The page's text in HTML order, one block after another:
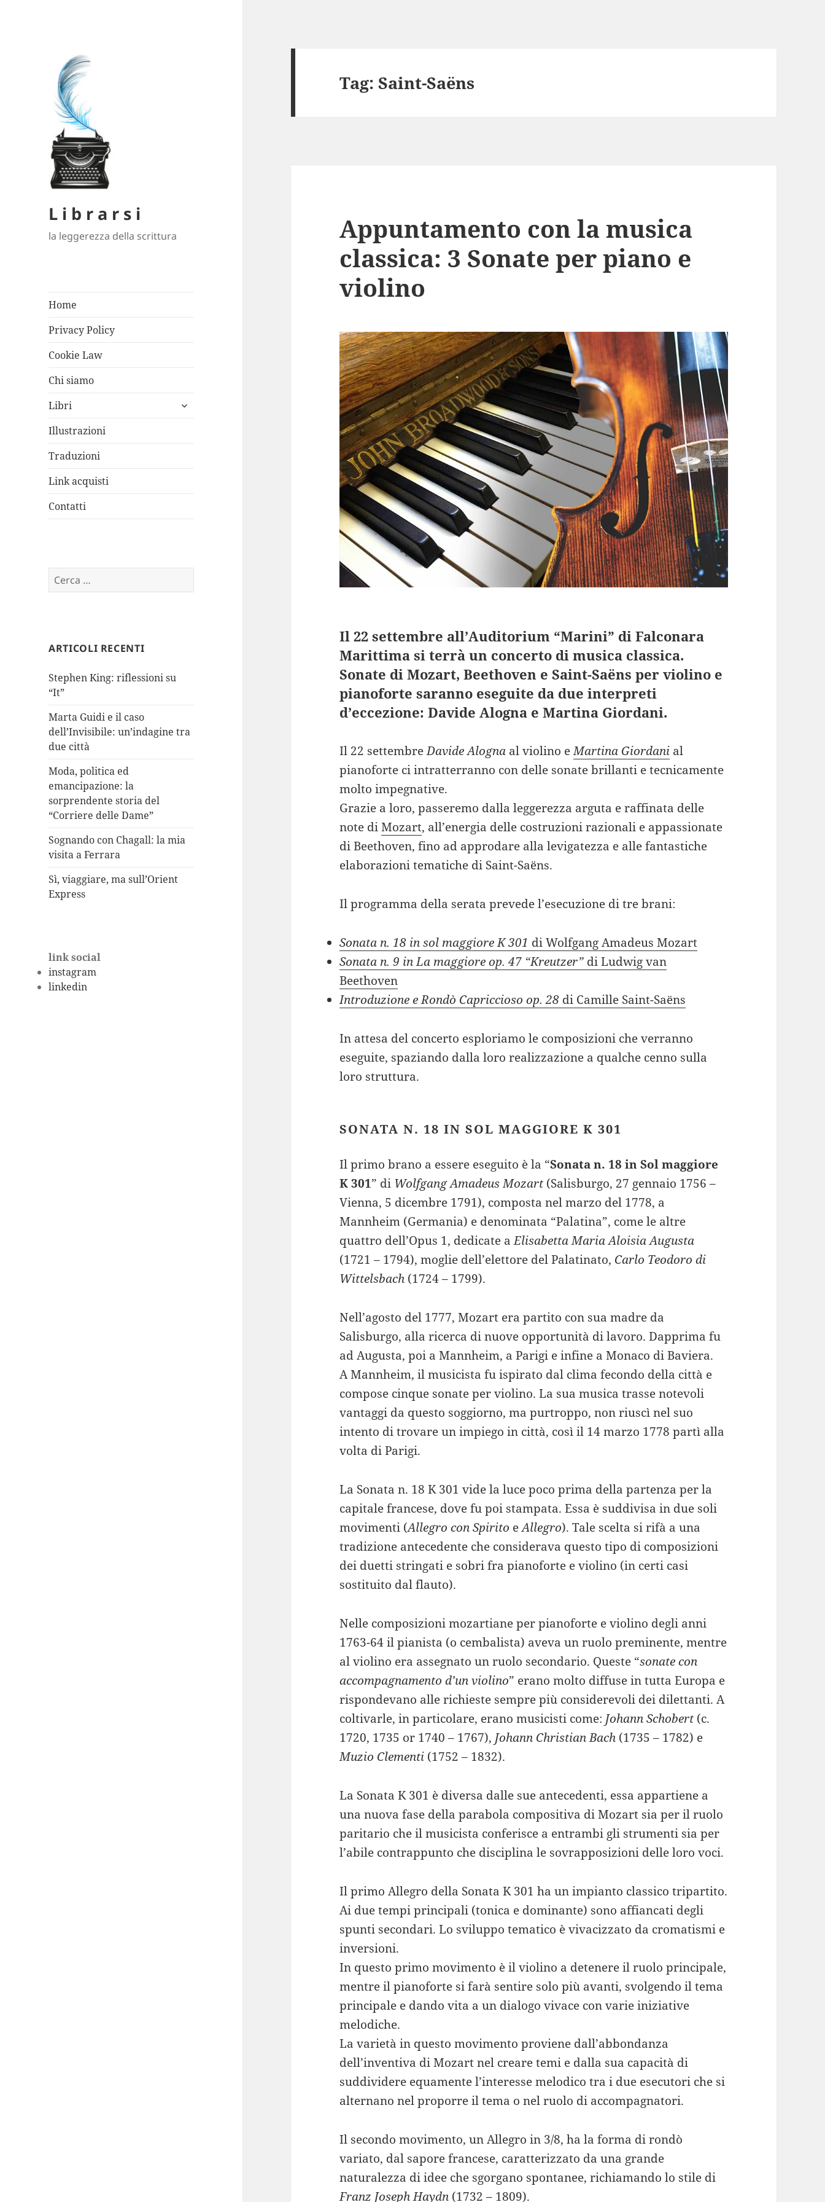
L i b r a r s i
la leggerezza della scrittura
Home
Privacy Policy
Cookie Law
Chi siamo
Libri
apri
Illustrazioni
Traduzioni
Link acquisti
Contatti
Ricerca
per:
ARTICOLI RECENTI
Stephen King: riflessioni su
“It”
Marta Guidi e il caso
dell’Invisibile: un’indagine tra
due città
Moda, politica ed
emancipazione: la
sorprendente storia del
“Corriere delle Dame”
Sognando con Chagall: la mia
visita a Ferrara
Sì, viaggiare, ma sull’Orient
Express
link social
instagram
linkedin
Tag:Saint-Saëns
Appuntamento con la musica
classica: 3 Sonate per piano e
violino
Il 22 settembre all’Auditorium “Marini” di Falconara
Marittima si terrà un concerto di musica classica.
Sonate di Mozart, Beethoven e Saint-Saëns per violino e
pianoforte saranno eseguite da due interpreti
d’eccezione: Davide Alogna e Martina Giordani.
Il 22 settembreDavide Alogna al violino eMartina Giordani al
pianoforte ci intratterranno con delle sonate brillanti e tecnicamente
molto impegnative.
Grazie a loro, passeremo dalla leggerezza arguta e raffinata delle
note diMozart, all’energia delle costruzioni razionali e appassionate
di Beethoven, fino ad approdare alla levigatezza e alle fantastiche
elaborazioni tematiche di Saint-Saëns.
Il programma della serata prevede l’esecuzione di tre brani:
Sonata n. 18 in sol maggiore K 301 di Wolfgang Amadeus Mozart
Sonata n. 9 in La maggiore op. 47 “Kreutzer” di Ludwig van
Beethoven
Introduzione e Rondò Capriccioso op. 28 di Camille Saint-Saëns
In attesa del concerto esploriamo le composizioni che verranno
eseguite, spaziando dalla loro realizzazione a qualche cenno sulla
loro struttura.
SONATA N. 18 IN SOL MAGGIORE K 301
Il primo brano a essere eseguito è la “Sonata n. 18 in Sol maggiore
K 301” di Wolfgang Amadeus Mozart (Salisburgo, 27 gennaio 1756 –
Vienna, 5 dicembre 1791), composta nel marzo del 1778, a
Mannheim (Germania) e denominata “Palatina”, come le altre
quattro dell’Opus 1, dedicate aElisabetta Maria Aloisia Augusta
(1721 – 1794), moglie dell’elettore del Palatinato, Carlo Teodoro di
Wittelsbach (1724 – 1799).
Nell’agosto del 1777, Mozart era partito con sua madre da
Salisburgo, alla ricerca di nuove opportunità di lavoro. Dapprima fu
ad Augusta, poi a Mannheim, a Parigi e infine a Monaco di Baviera.
A Mannheim, il musicista fu ispirato dal clima fecondo della città e
compose cinque sonate per violino. La sua musica trasse notevoli
vantaggi da questo soggiorno, ma purtroppo, non riuscì nel suo
intento di trovare un impiego in città, così il 14 marzo 1778 partì alla
volta di Parigi.
La Sonata n. 18 K 301 vide la luce poco prima della partenza per la
capitale francese, dove fu poi stampata. Essa è suddivisa in due soli
movimenti (Allegro con Spirito eAllegro). Tale scelta si rifà a una
tradizione antecedente che considerava questo tipo di composizioni
dei duetti stringati e sobri fra pianoforte e violino (in certi casi
sostituito dal flauto).
Nelle composizioni mozartiane per pianoforte e violino degli anni
1763-64 il pianista (o cembalista) aveva un ruolo preminente, mentre
al violino era assegnato un ruolo secondario. Queste “sonate con
accompagnamento d’un violino” erano molto diffuse in tutta Europa e
rispondevano alle richieste sempre più considerevoli dei dilettanti. A
coltivarle, in particolare, erano musicisti come: Johann Schobert (c.
1720, 1735 or 1740 – 1767), Johann Christian Bach (1735 – 1782) e
Muzio Clementi (1752 – 1832).
La Sonata K 301 è diversa dalle sue antecedenti, essa appartiene a
una nuova fase della parabola compositiva di Mozart sia per il ruolo
paritario che il musicista conferisce a entrambi gli strumenti sia per
l’abile contrappunto che disciplina le sovrapposizioni delle loro voci.
Il primo Allegro della Sonata K 301 ha un impianto classico tripartito.
Ai due tempi principali (tonica e dominante) sono affiancati degli
spunti secondari. Lo sviluppo tematico è vivacizzato da cromatismi e
inversioni.
In questo primo movimento è il violino a detenere il ruolo principale,
mentre il pianoforte si farà sentire solo più avanti, svolgendo il tema
principale e dando vita a un dialogo vivace con varie iniziative
melodiche.
La varietà in questo movimento proviene dall’abbondanza
dell’inventiva di Mozart nel creare temi e dalla sua capacità di
suddividere equamente l’interesse melodico tra i due esecutori che si
alternano nel proporre il tema o nel ruolo di accompagnatori.
Il secondo movimento, un Allegro in 3/8, ha la forma di rondò
variato, dal sapore francese, caratterizzato da una grande
naturalezza di idee che sgorgano spontanee, richiamando lo stile di
Franz Joseph Haydn (1732 – 1809).